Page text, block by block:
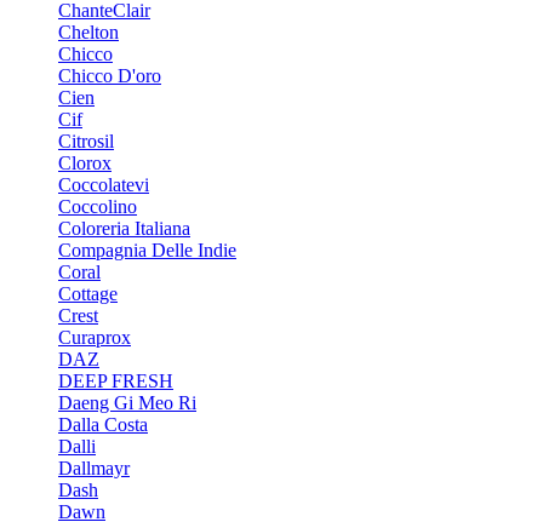
ChanteСlair
Chelton
Chicco
Chicco D'oro
Cien
Cif
Citrosil
Clorox
Coccolatevi
Coccolino
Coloreria Italiana
Compagnia Delle Indie
Coral
Cottage
Crest
Curaprox
DAZ
DEEP FRESH
Daeng Gi Meo Ri
Dalla Costa
Dalli
Dallmayr
Dash
Dawn